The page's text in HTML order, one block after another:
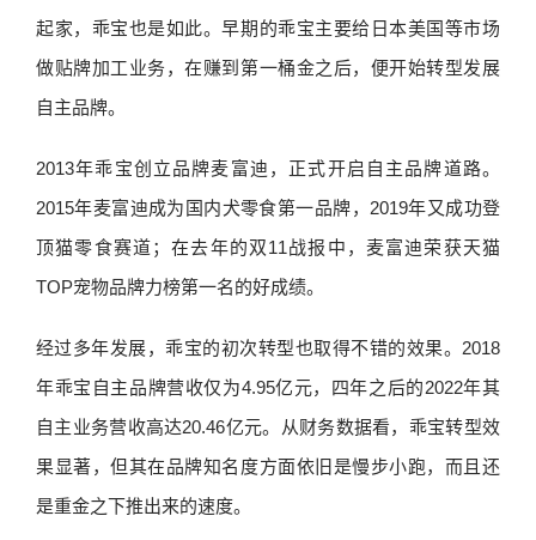
起家，乖宝也是如此。早期的乖宝主要给日本美国等市场
做贴牌加工业务，在赚到第一桶金之后，便开始转型发展
自主品牌。
2013年乖宝创立品牌麦富迪，正式开启自主品牌道路。
2015年麦富迪成为国内犬零食第一品牌，2019年又成功登
顶猫零食赛道；在去年的双11战报中，麦富迪荣获天猫
TOP宠物品牌力榜第一名的好成绩。
经过多年发展，乖宝的初次转型也取得不错的效果。2018
年乖宝自主品牌营收仅为4.95亿元，四年之后的2022年其
自主业务营收高达20.46亿元。从财务数据看，乖宝转型效
果显著，但其在品牌知名度方面依旧是慢步小跑，而且还
是重金之下推出来的速度。